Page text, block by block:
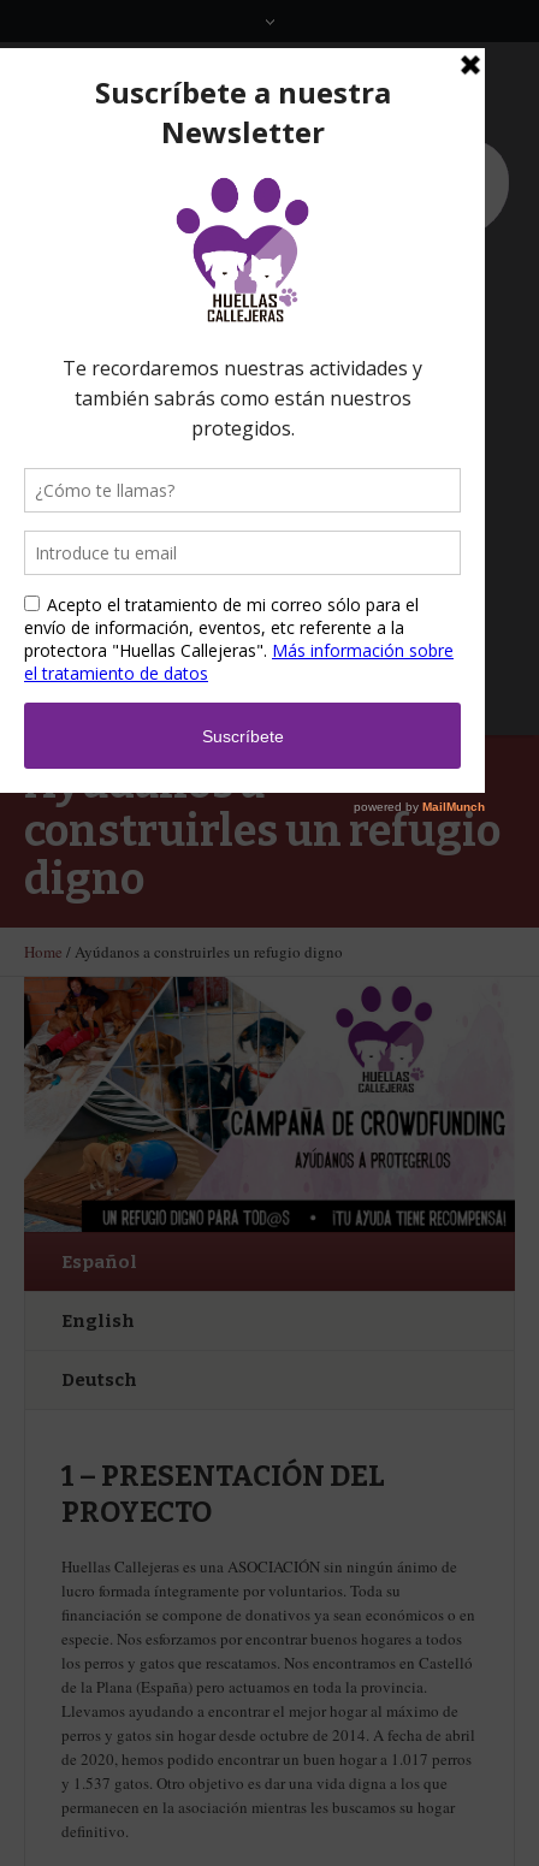
Ayúdanos a
construirles un refugio
digno
Home / Ayúdanos a construirles un refugio digno
Español
English
Deutsch
1 – PRESENTACIÓN DEL
PROYECTO
Huellas Callejeras es una ASOCIACIÓN sin ningún ánimo de
lucro formada íntegramente por voluntarios. Toda su
financiación se compone de donativos ya sean económicos o en
especie. Nos esforzamos por encontrar buenos hogares a todos
los perros y gatos que rescatamos. Nos encontramos en Castelló
de la Plana (España) pero actuamos en toda la provincia.
Llevamos ayudando a encontrar el mejor hogar al máximo de
perros y gatos sin hogar desde octubre de 2014. A fecha de abril
de 2020, hemos podido encontrar un buen hogar a 1.017 perros
y 1.537 gatos. Otro objetivo es dar una vida digna a los que
permanecen en la asociación mientras les buscamos su hogar
definitivo.